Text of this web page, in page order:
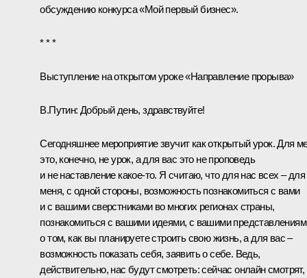
обсуждению конкурса «Мой первый бизнес».
* * *
Выступление на открытом уроке «Направление прорыва»
В.Путин: Добрый день, здравствуйте!
Сегодняшнее мероприятие звучит как открытый урок. Для
это, конечно, не урок, а для вас это не проповедь
и не наставление какое‑то. Я считаю, что для нас всех – для
меня, с одной стороны, возможность познакомиться с вами
и с вашими сверстниками во многих регионах страны,
познакомиться с вашими идеями, с вашими
о том, как вы планируете строить свою жизнь, а для вас –
возможность показать себя, заявить о себе. Ведь,
действительно, нас будут смотреть: сейчас онлайн смотрят,